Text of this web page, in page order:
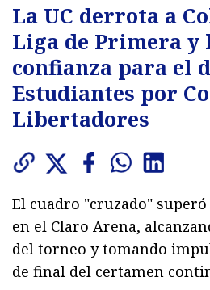
La UC derrota a
Liga de Primera y
confianza para el
Estudiantes por
Libertadores
El cuadro "cruzado"
en el Claro Arena,
del torneo y tomando
de final del certamen